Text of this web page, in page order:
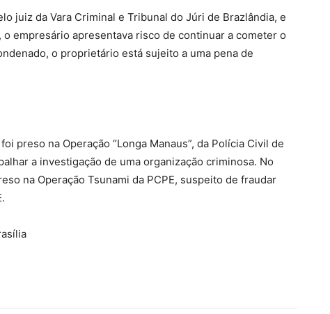
juiz da Vara Criminal e Tribunal do Júri de Brazlândia, e
empresário apresentava risco de continuar a cometer o
o proprietário está sujeito a uma pena de
preso na Operação “Longa Manaus”, da Polícia Civil de
a investigação de uma organização criminosa. No
na Operação Tsunami da PCPE, suspeito de fraudar